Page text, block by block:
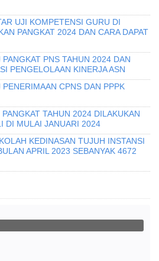
UJI KOMPETENSI GURU DI
PANGKAT 2024 DAN CARA DAPAT
PNS TAHUN 2024 DAN
PENGELOLAAN KINERJA ASN
CPNS DAN PPPK
TAHUN 2024 DILAKUKAN
DI MULAI JANUARI 2024
KEDINASAN TUJUH INSTANSI
APRIL 2023 SEBANYAK 4672